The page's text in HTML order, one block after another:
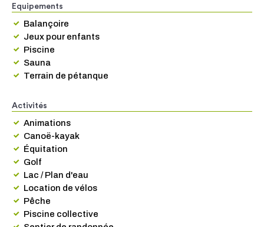
Equipements
Balançoire
Jeux pour enfants
Piscine
Sauna
Terrain de pétanque
Activités
Animations
Canoë-kayak
Équitation
Golf
Lac / Plan d'eau
Location de vélos
Pêche
Piscine collective